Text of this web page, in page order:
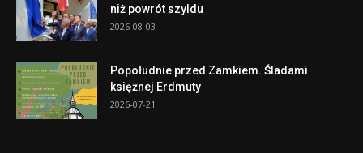
niż powrót szyldu
2026-08-03
Popołudnie przed Zamkiem. Śladami
księżnej Erdmuty
2026-07-21